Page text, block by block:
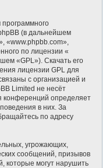
(в дальнейшем
«www.phpbb.com»,
по лицензии «
«GPL»). Скачать его
лицензии GPL для
с организацией и
Limited не несёт
конференций определяет
в них. За
по адресу
угрожающих,
сообщений, призывов
которые могут нарушить